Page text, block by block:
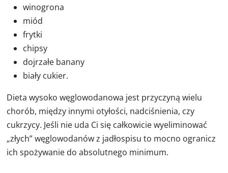
winogrona
miód
frytki
chipsy
dojrzałe banany
biały cukier.
Dieta wysoko węglowodanowa jest przyczyną wielu
chorób, między innymi otyłości, nadciśnienia, czy
cukrzycy. Jeśli nie uda Ci się całkowicie wyeliminować
„złych” węglowodanów z jadłospisu to mocno ogranicz
ich spożywanie do absolutnego minimum.